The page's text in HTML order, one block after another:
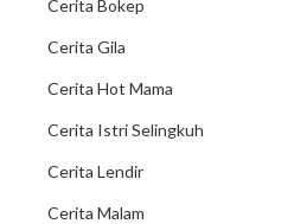
Cerita Bokep
Cerita Gila
Cerita Hot Mama
Cerita Istri Selingkuh
Cerita Lendir
Cerita Malam